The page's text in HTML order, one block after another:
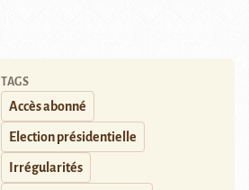
TAGS
Accès abonné
Election présidentielle
Irrégularités